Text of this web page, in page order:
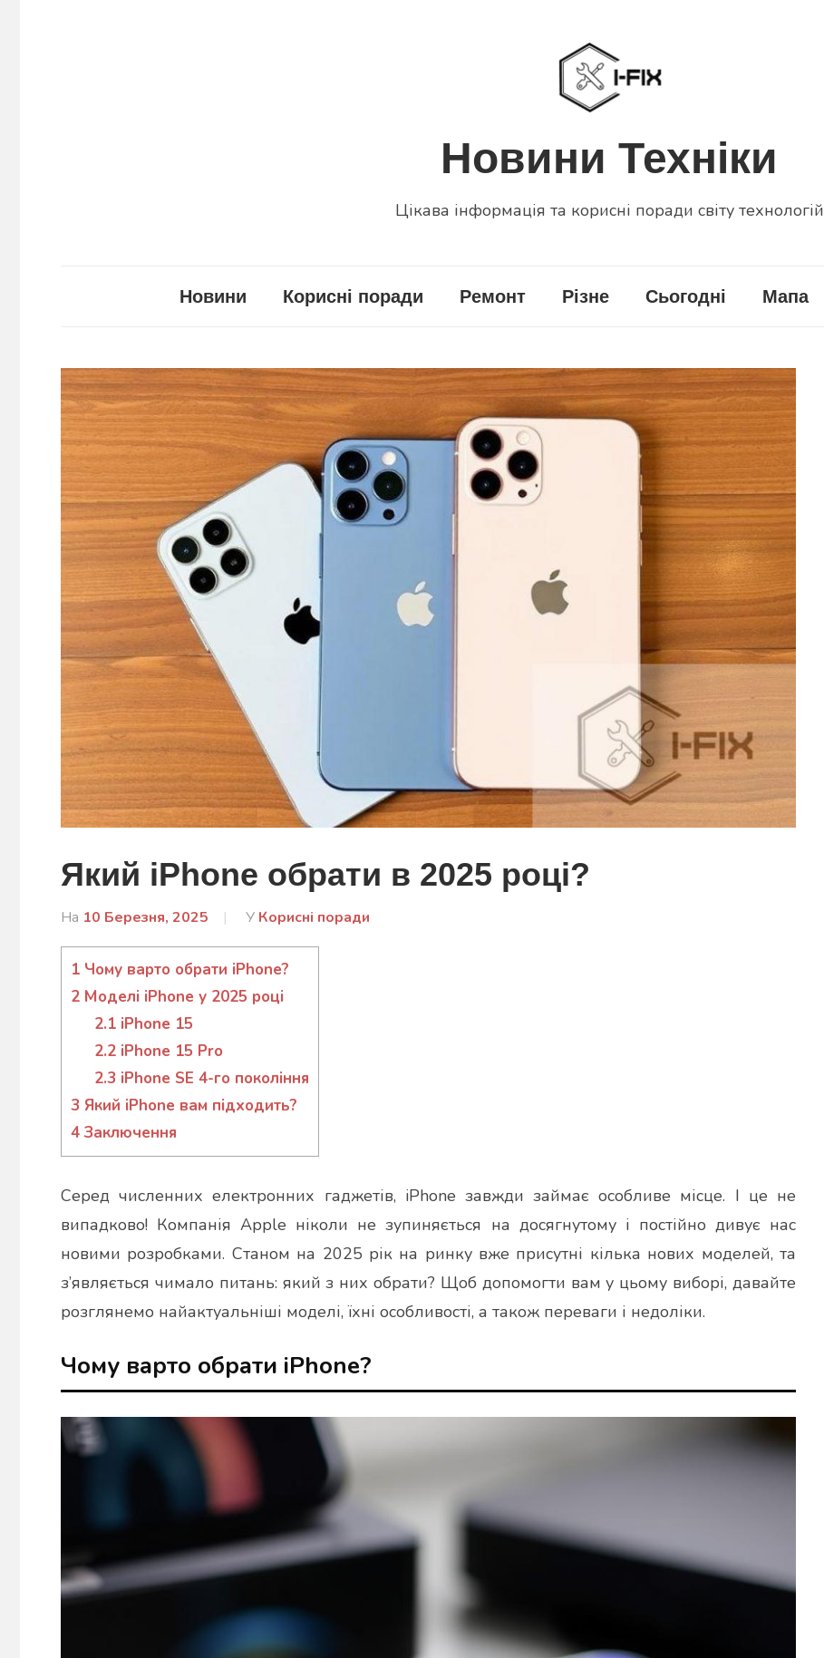
Новини Техніки
Цікава інформація та корисні поради світу технологій
Новини Корисні поради Ремонт Різне Сьогодні Мапа
Який iPhone обрати в 2025 році?
На 10 Березня, 2025
Від
admin
У Корисні поради
1 Чому варто обрати iPhone?
2 Моделі iPhone у 2025 році
2.1iPhone 15
2.2iPhone 15 Pro
2.3 iPhone SE 4-го покоління
3 Який iPhone вам підходить?
4Заключення
Серед численних електронних гаджетів, iPhone завжди займає особливе місце. І це не
випадково! Компанія Apple ніколи не зупиняється на досягнутому і постійно дивує нас
новими розробками. Станом на 2025 рік на ринку вже присутні кілька нових моделей, та
з’являється чимало питань: який з них обрати? Щоб допомогти вам у цьому виборі, давайте
розглянемо найактуальніші моделі, їхні особливості, а також переваги і недоліки.
Чому варто обрати iPhone?